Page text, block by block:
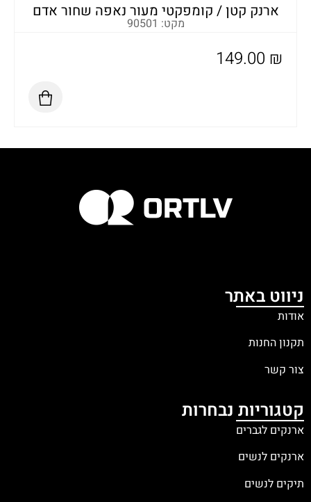
ארנק קטן / קומפקטי מעור נאפה שחור אדם
מקט: 90501
149.00 ₪
ניווט באתר
אודות
תקנון החנות
צור קשר
קטגוריות נבחרות
ארנקים לגברים
ארנקים לנשים
תיקים לנשים